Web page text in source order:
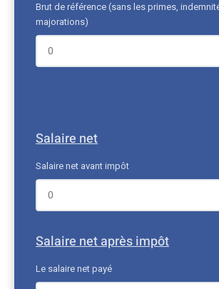
Brut de référence (sans les primes,
majorations)
Salaire net
Salaire net avant impôt
Salaire net après impôt
Le salaire net payé